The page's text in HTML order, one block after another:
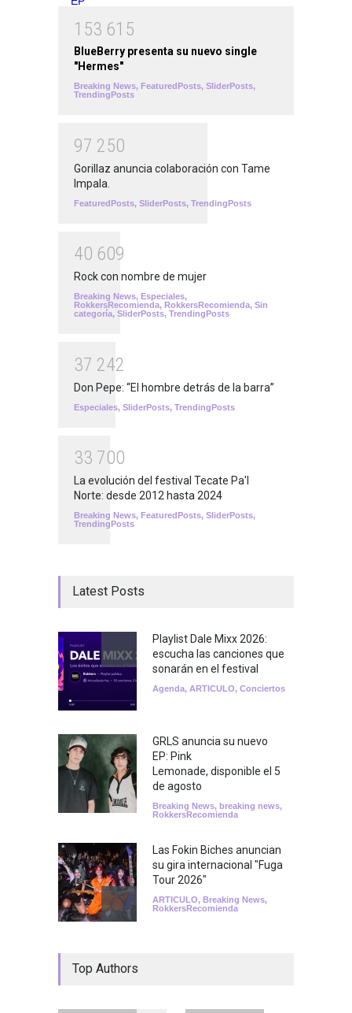
1 53 61 5
BlueBerry presenta su nuevo single
"Hermes"
Breaking News, FeaturedPosts, SliderPosts,
TrendingPosts
97 250
Gorillaz anuncia colaboración con Tame
Impala.
FeaturedPosts, SliderPosts, TrendingPosts
40 609
Rock con nombre de mujer
Breaking News, Especiales,
RokkersRecomienda, RokkersRecomienda, Sin
categoría, SliderPosts, TrendingPosts
37 242
Don Pepe: “El hombre detrás de la barra”
Especiales, SliderPosts, TrendingPosts
33 700
La evolución del festival Tecate Pa'l
Norte: desde 2012 hasta 2024
Breaking News, FeaturedPosts, SliderPosts,
TrendingPosts
Latest Posts
Playlist Dale Mixx 2026:
escucha las canciones que
sonarán en el festival
Agenda, ARTICULO, Conciertos
GRLS anuncia su nuevo
EP: Pink
Lemonade, disponible el 5
de agosto
Breaking News, breaking news,
RokkersRecomienda
Las Fokin Biches anuncian
su gira internacional "Fuga
Tour 2026"
ARTICULO, Breaking News,
RokkersRecomienda
Breaking News,Conciertos
Top Authors